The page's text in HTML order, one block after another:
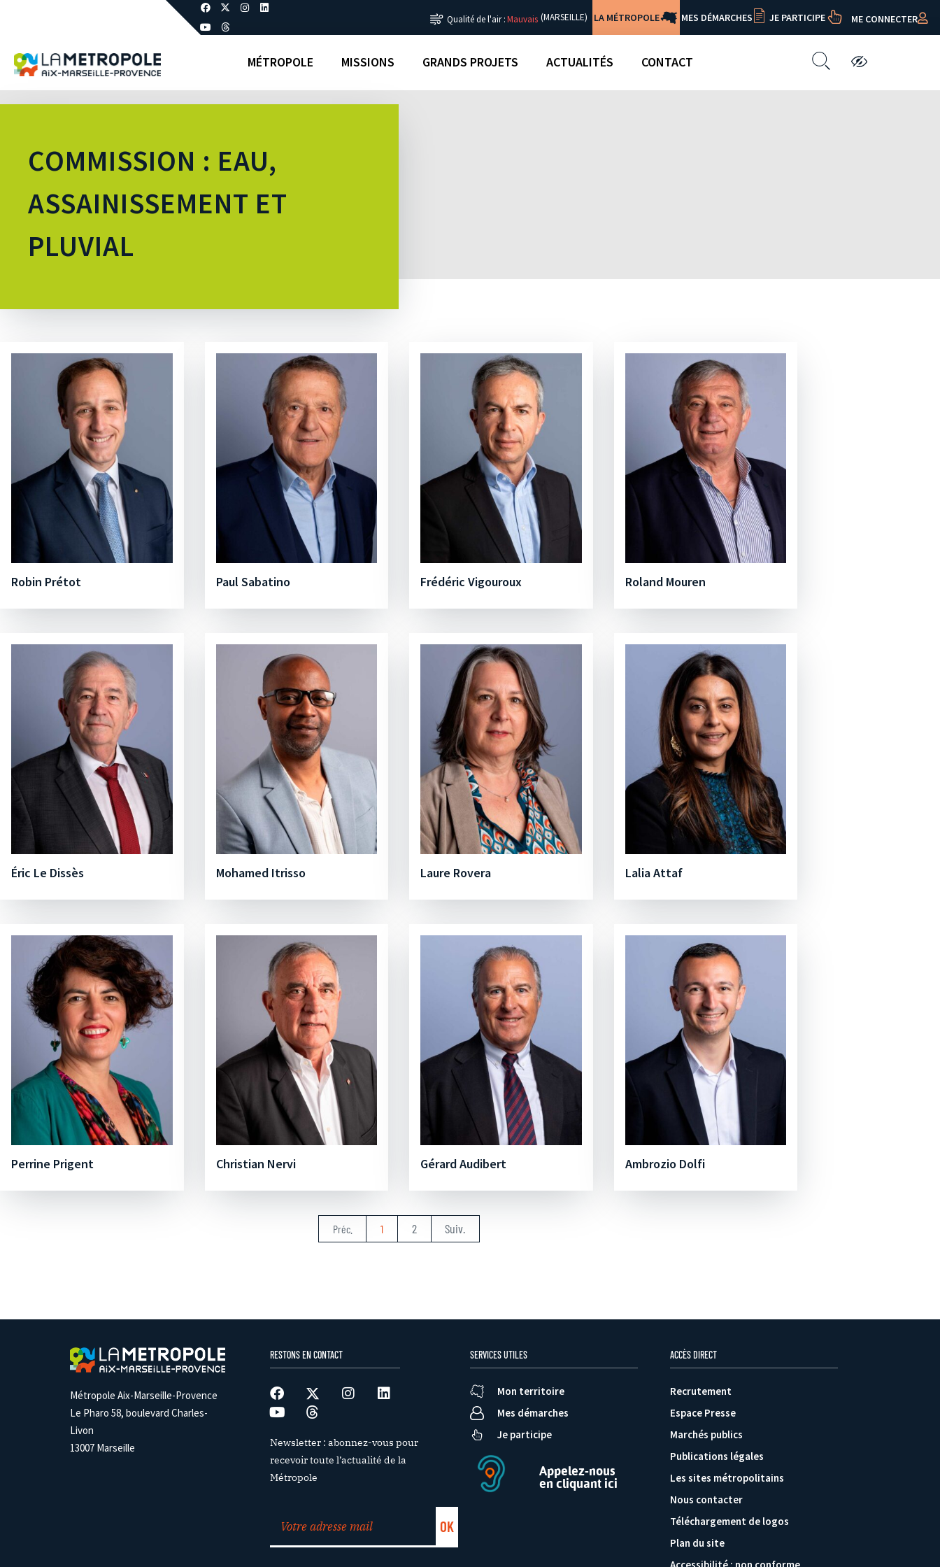
Qualité de l'air :Mauvais (MARSEILLE) LA MÉTROPOLE MES DÉMARCHES JE PARTICIPE ME CONNECTER
MÉTROPOLE MISSIONS GRANDS PROJETS ACTUALITÉS CONTACT
COMMISSION : EAU,
ASSAINISSEMENT ET
PLUVIAL
Robin Prétot Paul Sabatino Frédéric Vigouroux Roland Mouren
Éric Le Dissès Mohamed Itrisso Laure Rovera Lalia Attaf
Perrine Prigent Christian Nervi Gérard Audibert Ambrozio Dolfi
Préc. 1 2 Suiv.
Métropole Aix-Marseille-Provence
Le Pharo 58, boulevard Charles-
Livon
13007 Marseille
RESTONS EN CONTACT
Newsletter : abonnez-vous pour
recevoir toute l’actualité de la
Métropole
SERVICES UTILES
Mon territoire
Mes démarches
Je participe
Appelez-nous
en cliquant ici
ACCÈS DIRECT
Recrutement
Espace Presse
Marchés publics
Publications légales
Les sites métropolitains
Nous contacter
Téléchargement de logos
Plan du site